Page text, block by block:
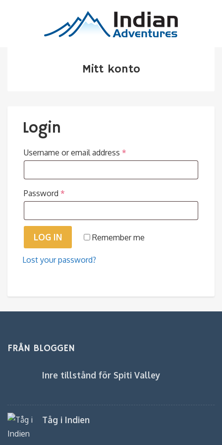
Mitt konto
Login
Username or email address *
Password *
LOG IN Remember me
Lost your password?
FRÅN BLOGGEN
Inre tillstånd för Spiti Valley
Tåg i Indien